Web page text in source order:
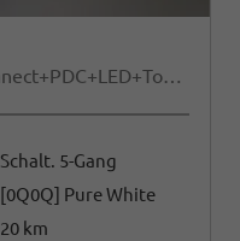
1.0 MPI Sitzheizung+AppConnect+PDC+LED+Touch+Lichtsensor+MultiLenkrad
Schalt. 5-Gang
[0Q0Q] Pure White
20 km